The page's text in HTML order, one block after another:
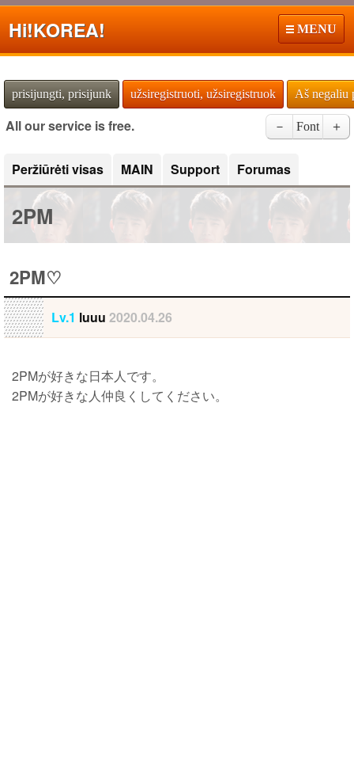
Hi!KOREA! MENU
prisijungti, prisijunk užsiregistruoti, užsiregistruok Aš negaliu
All our service is free. － Font ＋
Peržiūrėti visas MAIN Support Forumas
2PM
2PM♡
Lv.1 luuu 2020.04.26
2PMが好きな日本人です。
2PMが好きな人仲良くしてください。